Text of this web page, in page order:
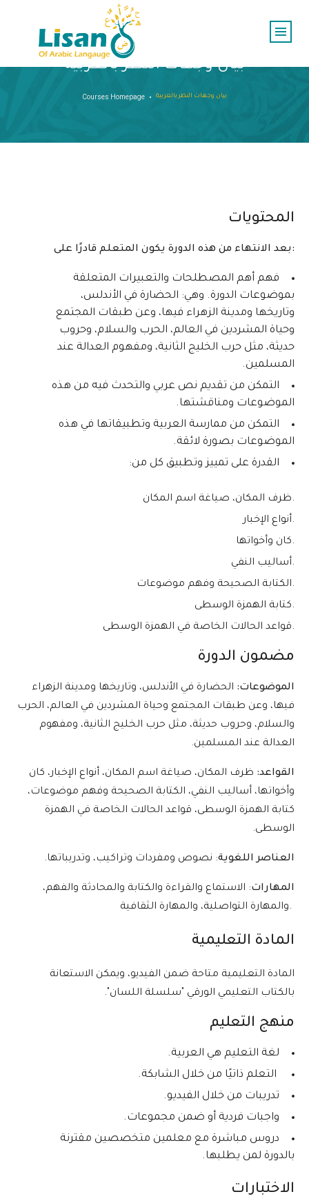
بيان وجهات النظر بالعربية
Courses Homepage بيان وجهات النظر بالعربية
المحتويات
بعد الانتهاء من هذه الدورة يكون المتعلم قادرًا على:
فهم أهم المصطلحات والتعبيرات المتعلقة
بموضوعات الدورة. وهي: الحضارة في الأندلس،
وتاريخها ومدينة الزهراء فيها، وعن طبقات المجتمع
وحياة المشردين في العالم، الحرب والسلام، وحروب
حديثة، مثل حرب الخليج الثانية، ومفهوم العدالة عند
المسلمين.
التمكن من تقديم نص عربي والتحدث فيه من هذه
الموضوعات ومناقشتها.
التمكن من ممارسة العربية وتطبيقاتها في هذه
الموضوعات بصورة لائقة.
القدرة على تمييز وتطبيق كل من:
ظرف المكان، صياغة اسم المكان.
أنواع الإخبار.
كان وأخواتها.
أساليب النفي.
الكتابة الصحيحة وفهم موضوعات.
كتابة الهمزة الوسطى.
قواعد الحالات الخاصة في الهمزة الوسطى.
مضمون الدورة
الموضوعات: الحضارة في الأندلس، وتاريخها ومدينة الزهراء
فيها، وعن طبقات المجتمع وحياة المشردين في العالم، الحرب
والسلام، وحروب حديثة، مثل حرب الخليج الثانية، ومفهوم
العدالة عند المسلمين.
القواعد: ظرف المكان، صياغة اسم المكان، أنواع الإخبار، كان
وأخواتها، أساليب النفي، الكتابة الصحيحة وفهم موضوعات،
كتابة الهمزة الوسطى، قواعد الحالات الخاصة في الهمزة
الوسطى.
العناصر اللغوية: نصوص ومفردات وتراكيب، وتدريباتها.
المهارات: الاستماع والقراءة والكتابة والمحادثة والفهم،
والمهارة التواصلية، والمهارة الثقافية.
المادة التعليمية
المادة التعليمية متاحة ضمن الفيديو، ويمكن الاستعانة
بالكتاب التعليمي الورقي "سلسلة اللسان".
منهج التعليم
لغة التعليم هي العربية.
التعلم ذاتيًا من خلال الشابكة.
تدريبات من خلال الفيديو.
واجبات فردية أو ضمن مجموعات.
دروس مباشرة مع معلمين متخصصين مقترنة
بالدورة لمن يطلبها.
الاختبارات